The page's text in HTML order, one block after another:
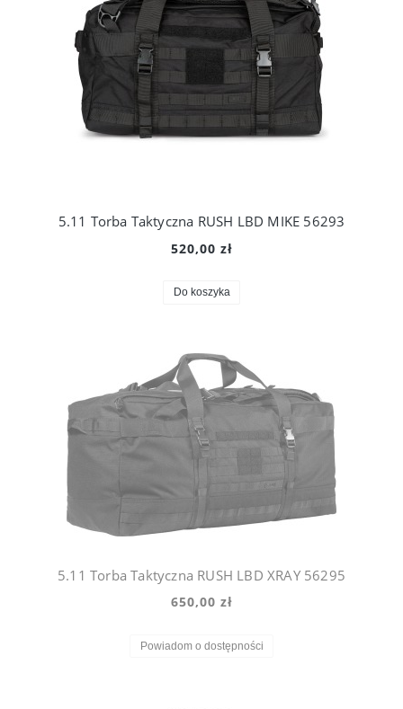
5.11 Torba Taktyczna RUSH LBD MIKE 56293
520,00 zł
Do koszyka
5.11 Torba Taktyczna RUSH LBD XRAY 56295
650,00 zł
Powiadom o dostępności